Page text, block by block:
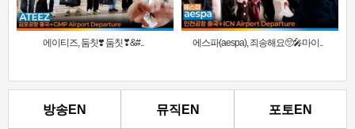
에이티즈, 둠칫❣️ 둠칫❣&#.. 에스파(aespa), 죄송해요🥺🎤마이..
방송EN 뮤직EN 포토EN